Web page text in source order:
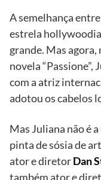
A semelhança
estrela
grande. Mas
novela “Passione”,
com a atriz
adotou os cabelos
Mas Juliana não é
pinta de sósia de
ator e diretorDan
também ator e